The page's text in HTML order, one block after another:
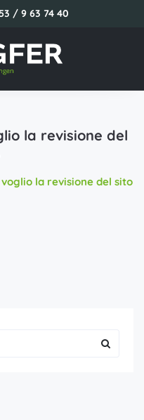
/ 9 63 74 40
la revisione del
la revisione del sito